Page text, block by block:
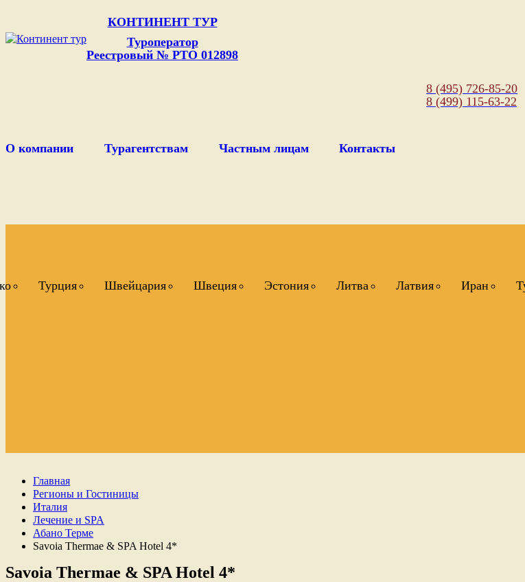
КОНТИНЕНТ ТУР
Туроператор
Реестровый № РТО 012898
О компании Турагентствам Частным лицам Контакты
8 (495) 726-85-20
8 (499) 115-63-22
Турция Швейцария Швеция Эстония Литва Латвия Иран
Главная
Регионы и Гостиницы
Италия
Лечение и SPA
Абано Терме
Savoia Thermae & SPA Hotel 4*
Savoia Thermae & SPA Hotel 4*